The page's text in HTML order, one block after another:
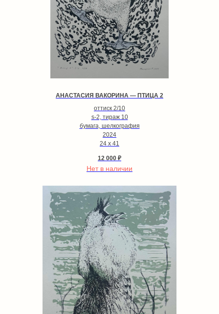
АНАСТАСИЯ ВАКОРИНА — ПТИЦА 2
оттиск 2/10
s-2, тираж 10
бумага, шелкография
2024
24 х 41
12 000 ₽
Нет в наличии